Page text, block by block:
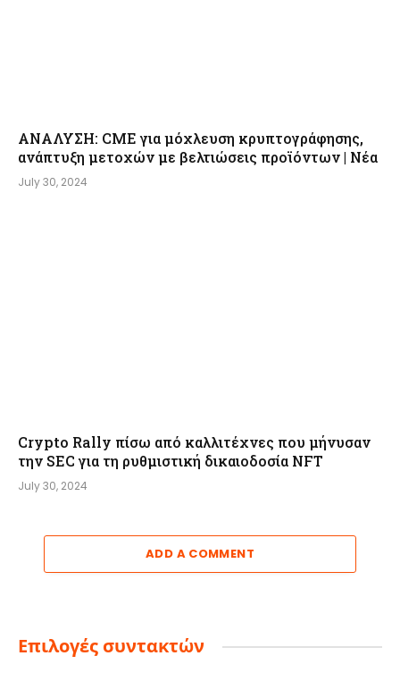
ΑΝΑΛΥΣΗ: CME για μόχλευση κρυπτογράφησης,
ανάπτυξη μετοχών με βελτιώσεις προϊόντων | Νέα
July 30, 2024
Crypto Rally πίσω από καλλιτέχνες που μήνυσαν
την SEC για τη ρυθμιστική δικαιοδοσία NFT
July 30, 2024
ADD A COMMENT
Επιλογές συντακτών